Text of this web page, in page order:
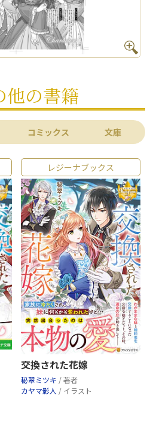
他の書籍
コミックス 文庫
レジーナブックス
交換された花嫁
秘翠ミツキ / 著者
カヤマ影人 / イラスト